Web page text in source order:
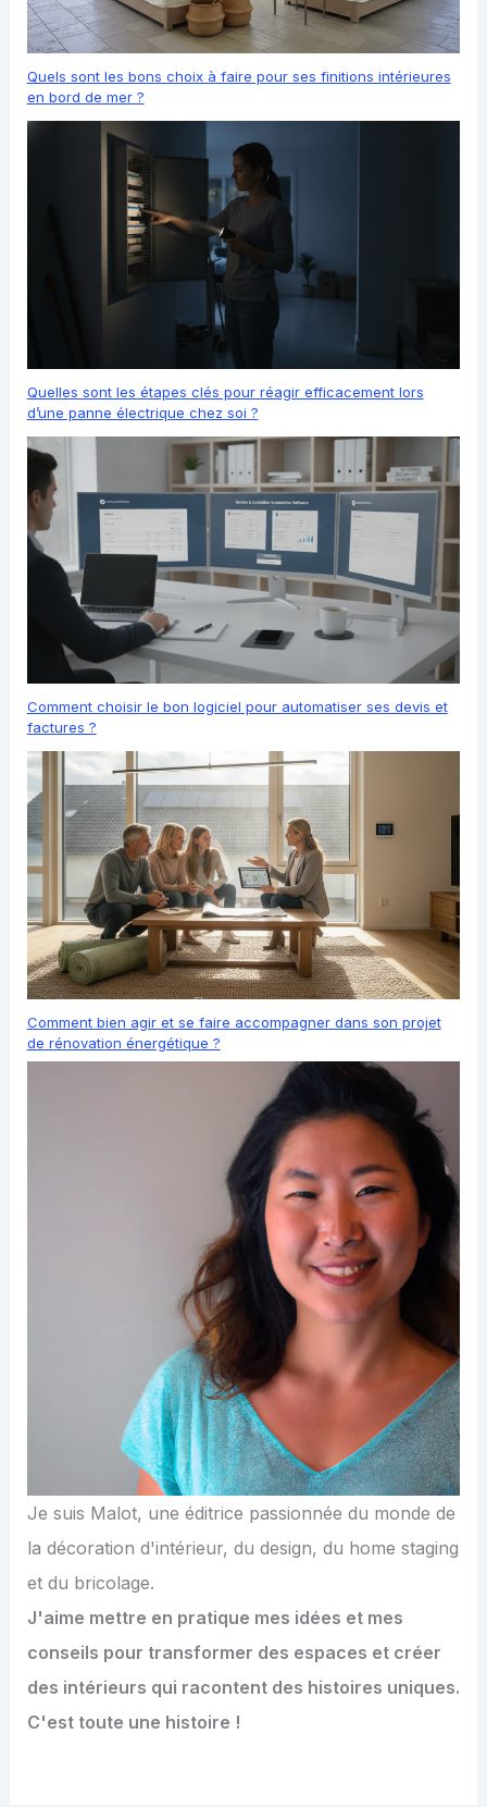
Quels sont les bons choix à faire pour ses finitions intérieures
en bord de mer ?
Quelles sont les étapes clés pour réagir efficacement lors
d’une panne électrique chez soi ?
Comment choisir le bon logiciel pour automatiser ses devis et
factures ?
Comment bien agir et se faire accompagner dans son projet
de rénovation énergétique ?
Je suis Malot, une éditrice passionnée du monde de
la décoration d'intérieur, du design, du home staging
et du bricolage.
J'aime mettre en pratique mes idées et mes
conseils pour transformer des espaces et créer
des intérieurs qui racontent des histoires uniques.
C'est toute une histoire !